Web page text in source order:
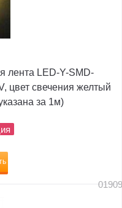
лента LED-Y-SMD-
цвет свечения желтый
за 1м)